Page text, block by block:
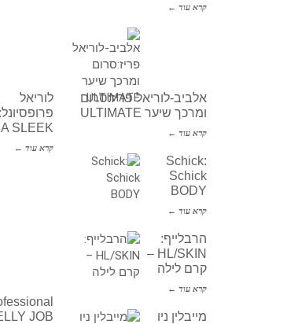
קרא עוד ←
לוריאל
SLEEK
קרא עוד ←
אלביב-לוריאל פריז:סרום
ומרכך שיער ULTIMATE
קרא עוד ←
Schick:
Schick
BODY
קרא עוד ←
JOB
הרבלייף:
HL/SKIN –
קרם לילה
קרא עוד ←
מייבלין ניו